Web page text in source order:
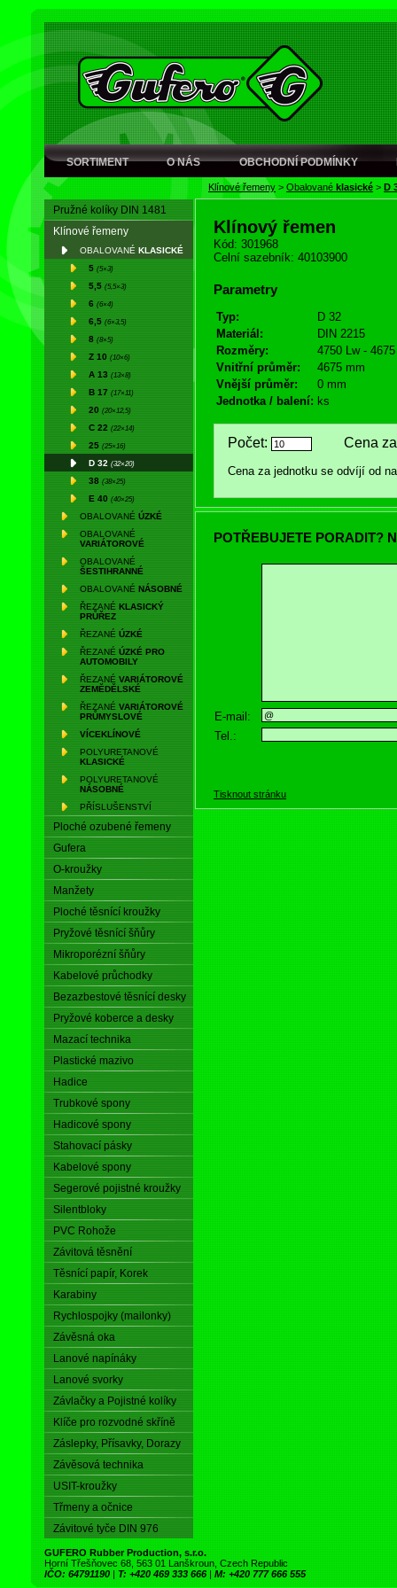
SORTIMENT O NÁS OBCHODNÍ PODMÍNKY
Klínové řemeny > Obalované klasické > D
Pružné kolíky DIN 1481
Klínové řemeny
OBALOVANÉ KLASICKÉ
5 (5×3)
5,5 (5,5×3)
6 (6×4)
6,5 (6×3,5)
8 (8×5)
Z 10 (10×6)
A 13 (13×8)
B 17 (17×11)
20 (20×12,5)
C 22 (22×14)
25 (25×16)
D 32 (32×20)
38 (38×25)
E 40 (40×25)
OBALOVANÉ ÚZKÉ
OBALOVANÉ
VARIÁTOROVÉ
OBALOVANÉ
ŠESTIHRANNÉ
OBALOVANÉ NÁSOBNÉ
ŘEZANÉ KLASICKÝ
PRŮŘEZ
ŘEZANÉ ÚZKÉ
ŘEZANÉ ÚZKÉ PRO
AUTOMOBILY
ŘEZANÉ VARIÁTOROVÉ
ZEMĚDĚLSKÉ
ŘEZANÉ VARIÁTOROVÉ
PRŮMYSLOVÉ
VÍCEKLÍNOVÉ
POLYURETANOVÉ
KLASICKÉ
POLYURETANOVÉ
NÁSOBNÉ
PŘÍSLUŠENSTVÍ
Ploché ozubené řemeny
Gufera
O-kroužky
Manžety
Ploché těsnící kroužky
Pryžové těsnící šňůry
Mikroporézní šňůry
Kabelové průchodky
Bezazbestové těsnící desky
Pryžové koberce a desky
Mazací technika
Plastické mazivo
Hadice
Trubkové spony
Hadicové spony
Stahovací pásky
Kabelové spony
Segerové pojistné kroužky
Silentbloky
PVC Rohože
Závitová těsnění
Těsnící papír, Korek
Karabiny
Rychlospojky (mailonky)
Závěsná oka
Lanové napínáky
Lanové svorky
Závlačky a Pojistné kolíky
Klíče pro rozvodné skříně
Záslepky, Přísavky, Dorazy
Závěsová technika
USIT-kroužky
Třmeny a očnice
Závitové tyče DIN 976
Klínový řemen
Kód: 301968
Celní sazebník: 40103900
Parametry
Typ:
D 32
Materiál:
DIN 2215
Rozměry:
4750 Lw -
Vnitřní průměr:
4675 mm
Vnější průměr:
0 mm
Jednotka / balení: ks
Počet: Cena za
Cena za jednotku se odvíjí od
POTŘEBUJETE PORADIT?
E-mail:
Tel.:
Tisknout stránku
GUFERO Rubber Production, s.r.o.
Horní Třešňovec 68, 563 01 Lanškroun, Czech Republic
IČO: 64791190 | T: +420 469 333 666 | M: +420 777 666 555